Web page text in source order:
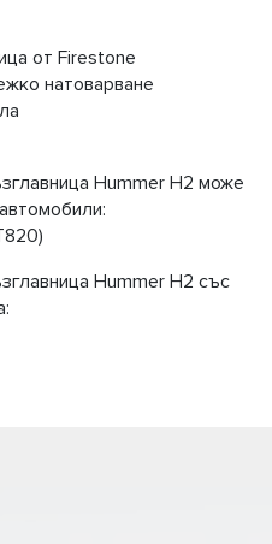
от Firestone
натоварване
Hummer H2 може
Hummer H2 със